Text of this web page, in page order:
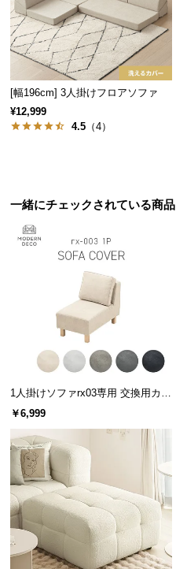
[幅196cm] 3人掛けフロアソファ
¥12,999
4.5 （4）
一緒にチェックされている商品
1人掛けソファrx03専用 交換用カバ
ー
￥6,999